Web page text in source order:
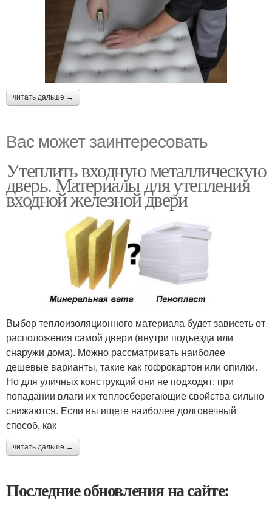
читать дальше →
Вас может заинтересовать
Утеплить входную металлическую
дверь. Материалы для утепления
входной железной двери
Выбор теплоизоляционного материала будет зависеть от
расположения самой двери (внутри подъезда или
снаружи дома). Можно рассматривать наиболее
дешевые варианты, такие как гофрокартон или опилки.
Но для уличных конструкций они не подходят: при
попадании влаги их теплосберегающие свойства сильно
снижаются. Если вы ищете наиболее долговечный
способ, как
читать дальше →
Последние обновления на сайте: